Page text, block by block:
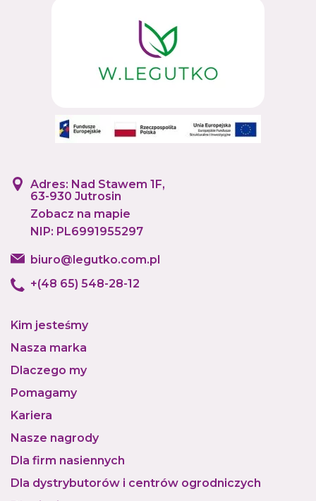
Kim jesteśmy
Nasza marka
Dlaczego my
Pomagamy
Kariera
Nasze nagrody
Dla firm nasiennych
Dla dystrybutorów i centrów ogrodniczych
Adres: Nad Stawem 1F,
63-930 Jutrosin
Zobacz na mapie
NIP: PL6991955297
biuro@legutko.com.pl
+(48 65) 548-28-12